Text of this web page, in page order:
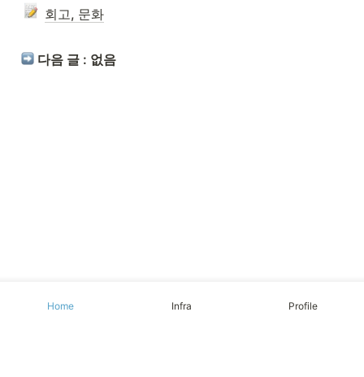
회고, 문화
다음 글 : 없음
Home Infra Profile